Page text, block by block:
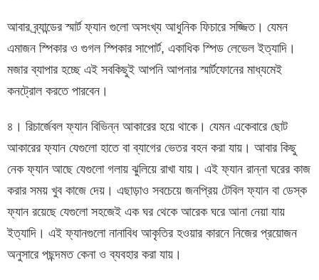
আবার ব্র্যান্ডের স্মার্ট ফ্যান গুলো অসংখ্য আধুনিক ফিচারে সজ্জিত। যেমন
এমাজন স্পিকার ও গুগল স্পিকার সাপোর্ট, একাধিক স্পিড লেভেল ইত্যাদি।
মজার ব্যাপার হচ্ছে এই সবকিছুই আপনি আপনার স্মার্টফোনের মাধ্যমেই
কনট্রোল করতে পারবেন।
৪। রিচার্জেবল ফ্যান বিভিন্ন আকারের হয়ে থাকে। যেমন একেবারে ছোট
আকারের ফ্যান যেগুলো হাতে বা ব্যাগের ভেতর বহন করা যায়। আবার কিছু
নেক ফ্যান আছে যেগুলো গলায় ঝুলিয়ে রাখা যায়। এই ফ্যান রান্না ঘরের কাজ
করার সময় খুব কাজে দেয়। এছাড়াও সবচেয়ে জনপ্রিয় টেবিল ফ্যান বা ডেস্ক
ফ্যান রয়েছে যেগুলো সহজেই এক ঘর থেকে আরেক ঘরে আনা নেয়া যায়
ইত্যাদি। এই ফ্যানগুলো নানাবিধ আকৃতির হওয়ার কারনে নিজের প্রয়োজন
অনুসারে পছন্দমত কেনা ও ব্যবহার করা যায়।